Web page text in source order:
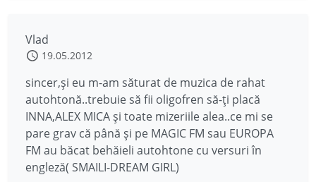
Vlad
19.05.2012
sincer,și eu m-am săturat de muzica de rahat
autohtonă..trebuie să fii oligofren să-ți placă
INNA,ALEX MICA și toate mizeriile alea..ce mi se
pare grav că până și pe MAGIC FM sau EUROPA
FM au băcat behăieli autohtone cu versuri în
engleză( SMAILI-DREAM GIRL)